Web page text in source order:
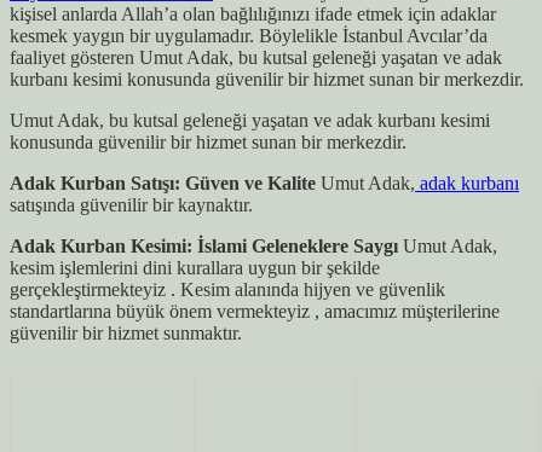
kişisel anlarda Allah’a olan bağlılığınızı ifade etmek için adaklar
kesmek yaygın bir uygulamadır. Böylelikle İstanbul Avcılar’da
faaliyet gösteren Umut Adak, bu kutsal geleneği yaşatan ve adak
kurbanı kesimi konusunda güvenilir bir hizmet sunan bir merkezdir.
Umut Adak, bu kutsal geleneği yaşatan ve adak kurbanı kesimi
konusunda güvenilir bir hizmet sunan bir merkezdir.
Adak Kurban Satışı: Güven ve Kalite Umut Adak, adak kurbanı
satışında güvenilir bir kaynaktır.
Adak Kurban Kesimi: İslami Geleneklere Saygı Umut Adak,
kesim işlemlerini dini kurallara uygun bir şekilde
gerçekleştirmekteyiz . Kesim alanında hijyen ve güvenlik
standartlarına büyük önem vermekteyiz , amacımız müşterilerine
güvenilir bir hizmet sunmaktır.